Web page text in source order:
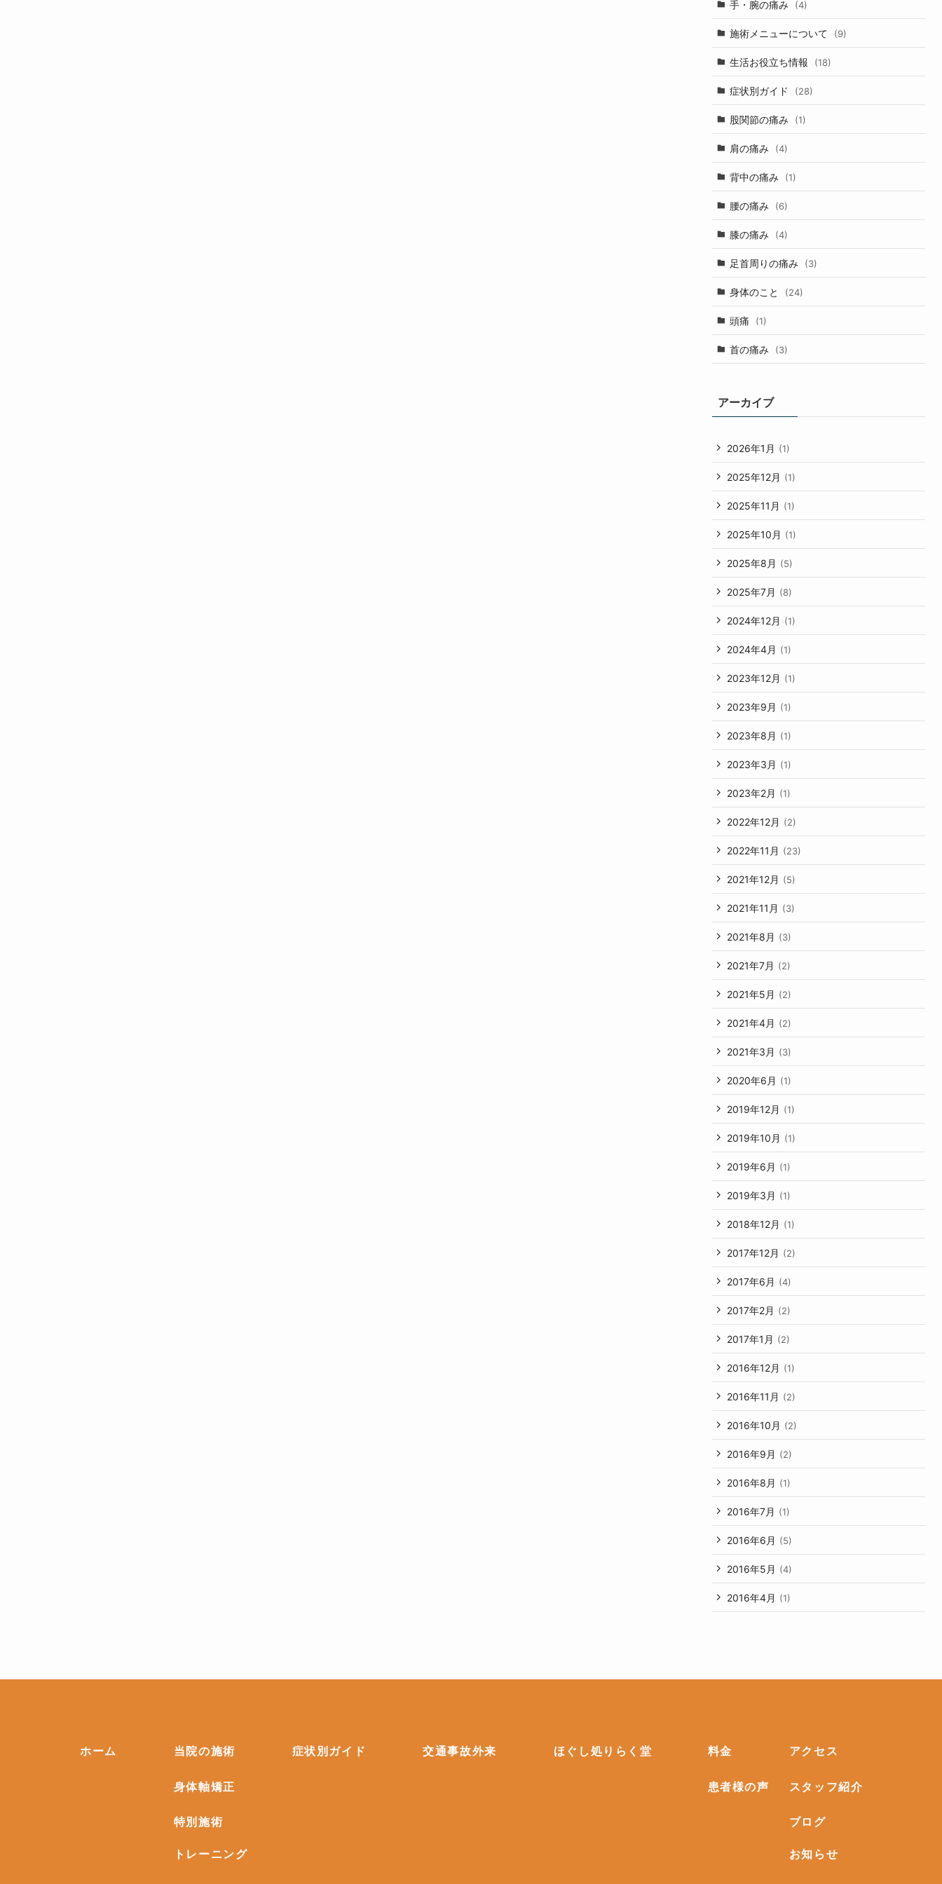
手・腕の痛み (4)
施術メニューについて (9)
生活お役立ち情報 (18)
症状別ガイド (28)
股関節の痛み (1)
肩の痛み (4)
背中の痛み (1)
腰の痛み (6)
膝の痛み (4)
足首周りの痛み (3)
身体のこと (24)
頭痛 (1)
首の痛み (3)
アーカイブ
2026年1月 (1)
2025年12月 (1)
2025年11月 (1)
2025年10月 (1)
2025年8月 (5)
2025年7月 (8)
2024年12月 (1)
2024年4月 (1)
2023年12月 (1)
2023年9月 (1)
2023年8月 (1)
2023年3月 (1)
2023年2月 (1)
2022年12月 (2)
2022年11月 (23)
2021年12月 (5)
2021年11月 (3)
2021年8月 (3)
2021年7月 (2)
2021年5月 (2)
2021年4月 (2)
2021年3月 (3)
2020年6月 (1)
2019年12月 (1)
2019年10月 (1)
2019年6月 (1)
2019年3月 (1)
2018年12月 (1)
2017年12月 (2)
2017年6月 (4)
2017年2月 (2)
2017年1月 (2)
2016年12月 (1)
2016年11月 (2)
2016年10月 (2)
2016年9月 (2)
2016年8月 (1)
2016年7月 (1)
2016年6月 (5)
2016年5月 (4)
2016年4月 (1)
ホーム 当院の施術
身体軸矯正
特別施術
トレーニング
症状別ガイド 交通事故外来 ほぐし処りらく堂 料金
患者様の声
アクセス
スタッフ紹介
ブログ
お知らせ